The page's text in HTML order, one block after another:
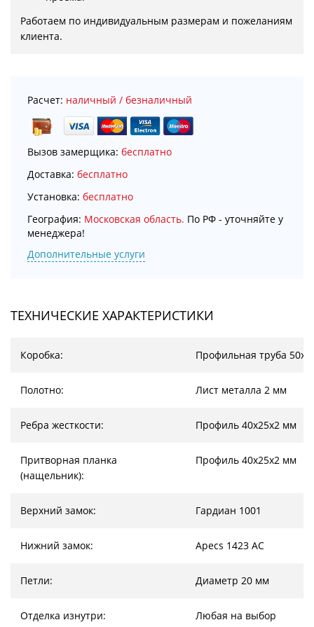
Работаем по индивидуальным размерам и пожеланиям
клиента.
Расчет: наличный / безналичный
Вызов замерщика: бесплатно
Доставка: бесплатно
Установка: бесплатно
География: Московская область. По РФ - уточняйте у
менеджера!
Дополнительные услуги
ТЕХНИЧЕСКИЕ ХАРАКТЕРИСТИКИ
Коробка: Профильная труба
Полотно: Лист металла 2 мм
Ребра жесткости: Профиль 40х25х2 мм
Притворная планка
(нащельник):
Профиль 40х25х2 мм
Верхний замок: Гардиан 1001
Нижний замок: Apecs 1423 AC
Петли: Диаметр 20 мм
Отделка изнутри: Любая на выбор